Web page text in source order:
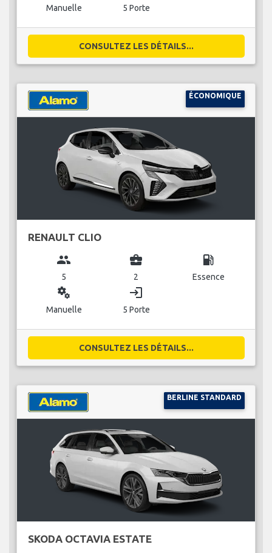
Manuelle 5 Porte
CONSULTEZ LES DÉTAILS...
ÉCONOMIQUE
RENAULT CLIO
group
5
business_center
2
local_gas_station
Essence
miscellaneous_services
Manuelle
login
5 Porte
CONSULTEZ LES DÉTAILS...
BERLINE STANDARD
SKODA OCTAVIA ESTATE